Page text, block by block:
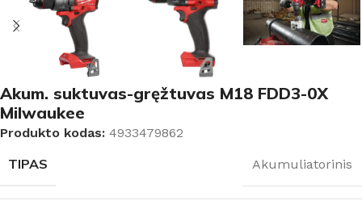
Akum. suktuvas-gręžtuvas M18 FDD3-0X
Milwaukee
Produkto kodas: 4933479862
TIPAS Akumuliatorinis